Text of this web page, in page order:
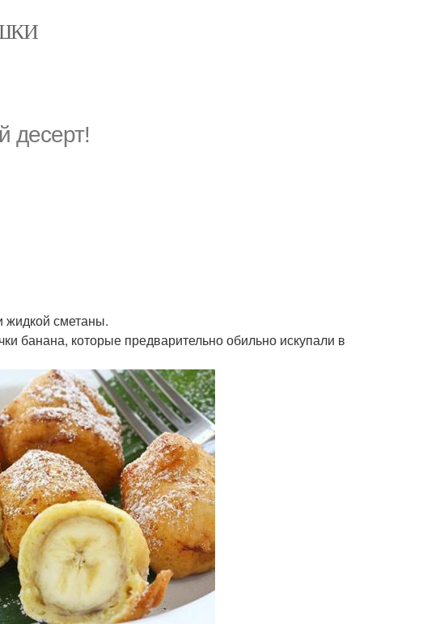
десерт!
жидкой сметаны.
банана, которые предварительно обильно искупали в